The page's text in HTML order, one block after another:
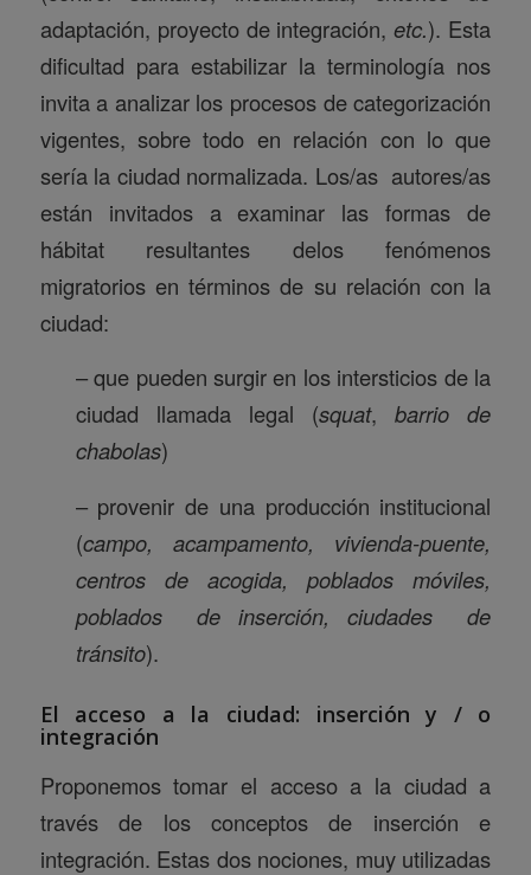
adaptación, proyecto de integración,etc.). Esta
dificultad para estabilizar la terminología nos
invita a analizar los procesos de categorización
vigentes, sobre todo en relación con lo que
sería la ciudad normalizada. Los/as autores/as
están invitados a examinar las formas de
hábitat resultantes delos fenómenos
migratorios en términos de su relación con la
ciudad:
– que pueden surgir en los intersticios de la
ciudad llamada legal (squat,barrio de
chabolas)
– provenir de una producción institucional
(campo, acampamento, vivienda-puente,
centros de acogida, poblados móviles,
poblados de inserción, ciudades de
tránsito).
El acceso a la ciudad: inserción y / o
integración
Proponemos tomar el acceso a la ciudad a
través de los conceptos de inserción e
integración. Estas dos nociones, muy utilizadas